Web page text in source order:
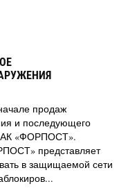
продаж
и последующего
«ФОРПОСТ».
представляет
в защищаемой сети